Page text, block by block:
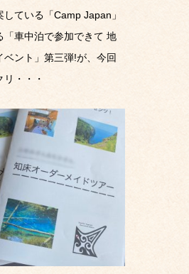
ている「Camp Japan」
「車中泊で参加できて 地
ベント」第三弾!が、今回
・・・